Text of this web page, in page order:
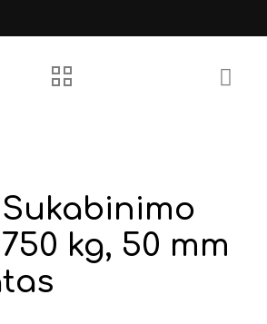
kg, 50 mm